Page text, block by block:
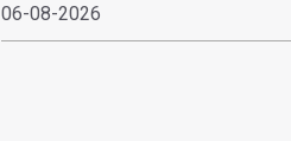
06-08-2026